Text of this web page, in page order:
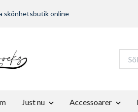
skönhetsbutik online
Just nu Accessoarer